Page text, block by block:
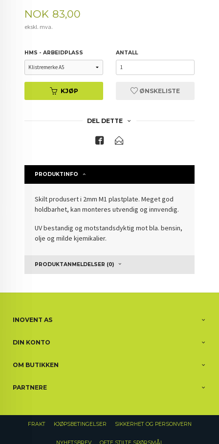
Pris
NOK 83,00
ekskl. mva.
HMS - ARBEIDPLASS ANTALL
KJØP ØNSKELISTE
DEL DETTE
PRODUKTINFO
Skilt produsert i 2mm M1 plastplate. Meget god
holdbarhet, kan monteres utvendig og innvendig.
UV bestandig og motstandsdyktig mot bla. bensin,
olje og milde kjemikalier.
PRODUKTANMELDELSER (0)
INOVENT AS
DIN KONTO
OM BUTIKKEN
PARTNERE
FRAKT KJØPSBETINGELSER SIKKERHET OG PERSONVERN